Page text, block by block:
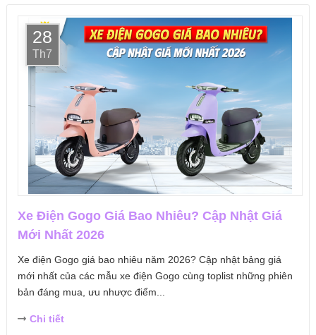
28
Th7
Xe Điện Gogo Giá Bao Nhiêu? Cập Nhật Giá
Mới Nhất 2026
Xe điện Gogo giá bao nhiêu năm 2026? Cập nhật bảng giá
mới nhất của các mẫu xe điện Gogo cùng toplist những phiên
bản đáng mua, ưu nhược điểm...
Chi tiết